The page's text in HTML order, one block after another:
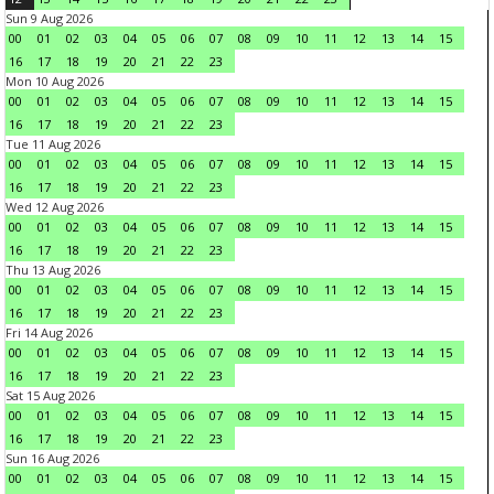
Sun 9 Aug 2026
00
01 02 03 04 05 06 07 08 09 10 11 12 13 14
15
16
17 18 19 20 21 22
23
Mon 10 Aug 2026
00
01 02 03 04 05 06 07 08 09 10 11 12 13 14
15
16
17 18 19 20 21 22
23
Tue 11 Aug 2026
00
01 02 03 04 05 06 07 08 09 10 11 12 13 14
15
16
17 18 19 20 21 22
23
Wed 12 Aug 2026
00
01 02 03 04 05 06 07 08 09 10 11 12 13 14
15
16
17 18 19 20 21 22
23
Thu 13 Aug 2026
00
01 02 03 04 05 06 07 08 09 10 11 12 13 14
15
16
17 18 19 20 21 22
23
Fri 14 Aug 2026
00
01 02 03 04 05 06 07 08 09 10 11 12 13 14
15
16
17 18 19 20 21 22
23
Sat 15 Aug 2026
00
01 02 03 04 05 06 07 08 09 10 11 12 13 14
15
16
17 18 19 20 21 22
23
Sun 16 Aug 2026
00
01 02 03 04 05 06 07 08 09 10 11 12 13 14
15